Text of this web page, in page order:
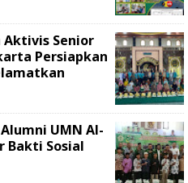
Aktivis Senior
Persiapkan
UMN Al-
Bakti Sosial